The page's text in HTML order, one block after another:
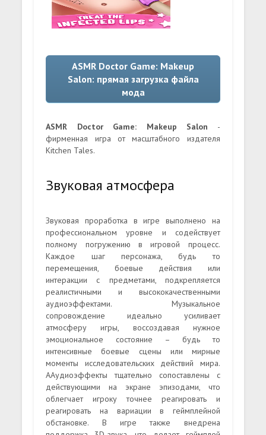
ASMR Doctor Game: Makeup
Salon: прямая загрузка файла
мода
ASMR Doctor Game: Makeup Salon -
фирменная игра от масштабного издателя
Kitchen Tales.
Звуковая атмосфера
Звуковая проработка в игре выполнено на
профессиональном уровне и содействует
полному погружению в игровой процесс.
Каждое шаг персонажа, будь то
перемещения, боевые действия или
интеракции с предметами, подкрепляется
реалистичными и высококачественными
аудиоэффектами. Музыкальное
сопровождение идеально усиливает
атмосферу игры, воссоздавая нужное
эмоциональное состояние – будь то
интенсивные боевые сцены или мирные
моменты исследовательских действий мира.
ААудиоэффекты тщательно сопоставлены с
действующими на экране эпизодами, что
облегчает игроку точнее реагировать и
реагировать на вариации в геймплейной
обстановке. В игре также внедрена